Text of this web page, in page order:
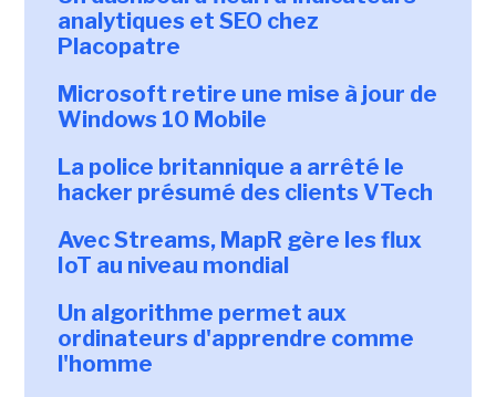
analytiques et SEO chez
Placopatre
Microsoft retire une mise à jour de
Windows 10 Mobile
La police britannique a arrêté le
hacker présumé des clients VTech
Avec Streams, MapR gère les flux
IoT au niveau mondial
Un algorithme permet aux
ordinateurs d'apprendre comme
l'homme